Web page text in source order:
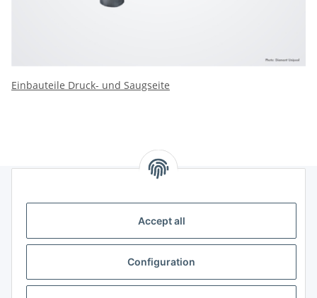
Accept all
Configuration
Einbauteile Druck- und Saugseite